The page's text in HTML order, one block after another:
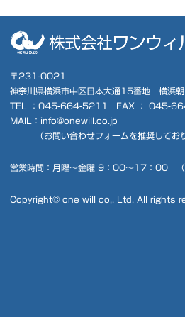
〒231-0021
神奈川県横浜市中区日本大通15番地 横浜
TEL ： 045-664-5211
FAX ： 045-
MAIL：info@onewill.co.jp
（お問い合わせフォーム を推奨してお
営業時間：月曜～金曜 9：00～17：00 （
Copyright© one will co,. Ltd. All rights